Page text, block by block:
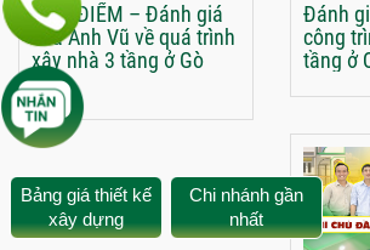
?/10 ĐIỂM – Đánh giá
của Anh Vũ về quá trình
xây nhà 3 tầng ở Gò
Vấp
Đánh
công
tầng ở
Bảng giá thiết kế
xây dựng
Chi nhánh gần
nhất